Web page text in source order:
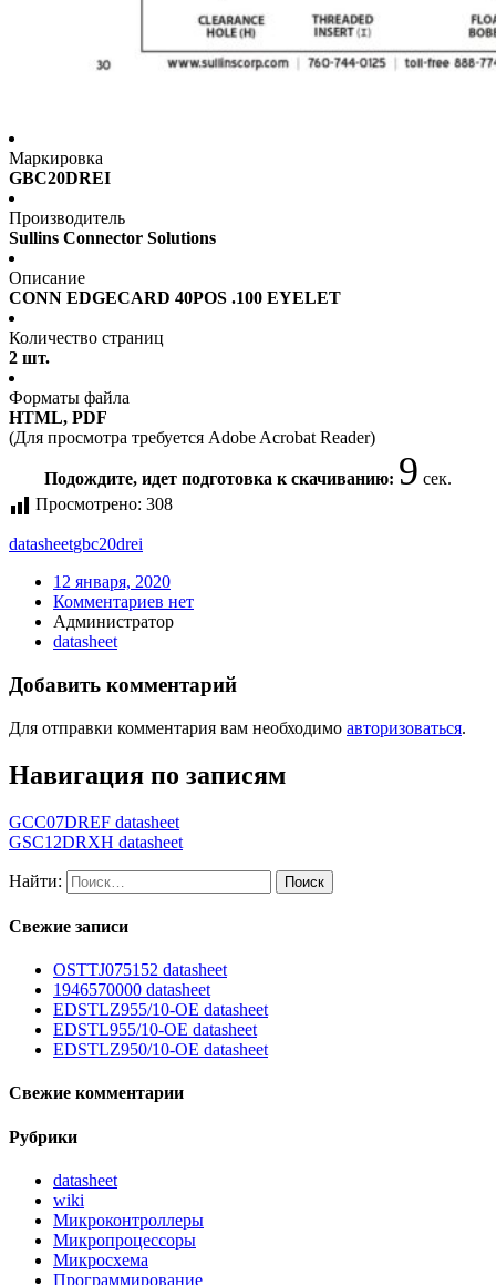
Маркировка
GBC20DREI
Производитель
Sullins Connector Solutions
Описание
CONN EDGECARD 40POS .100 EYELET
Количество страниц
2 шт.
Форматы файла
HTML, PDF
(Для просмотра требуется Adobe Acrobat Reader)
Подождите, идет подготовка к скачиванию: 9 сек.
Просмотрено: 308
datasheetgbc20drei
12 января, 2020
Комментариев нет
Администратор
datasheet
Добавить комментарий
Для отправки комментария вам необходимо авторизоваться.
Навигация по записям
GCC07DREF datasheet
GSC12DRXH datasheet
Найти:
Свежие записи
OSTTJ075152 datasheet
1946570000 datasheet
EDSTLZ955/10-OE datasheet
EDSTL955/10-OE datasheet
EDSTLZ950/10-OE datasheet
Свежие комментарии
Рубрики
datasheet
wiki
Микроконтроллеры
Микропроцессоры
Микросхема
Программирование